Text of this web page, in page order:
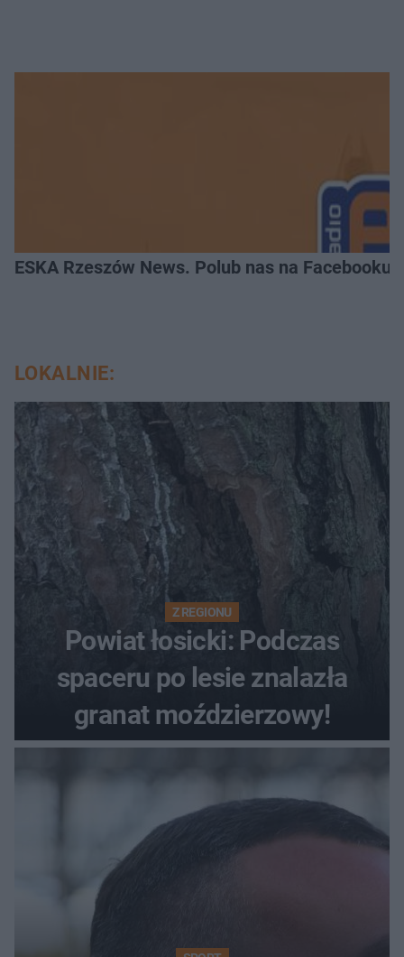
ESKA Rzeszów News. Polub nas na Facebooku!
LOKALNIE:
Z REGIONU
Powiat łosicki: Podczas
spaceru po lesie znalazła
granat moździerzowy!